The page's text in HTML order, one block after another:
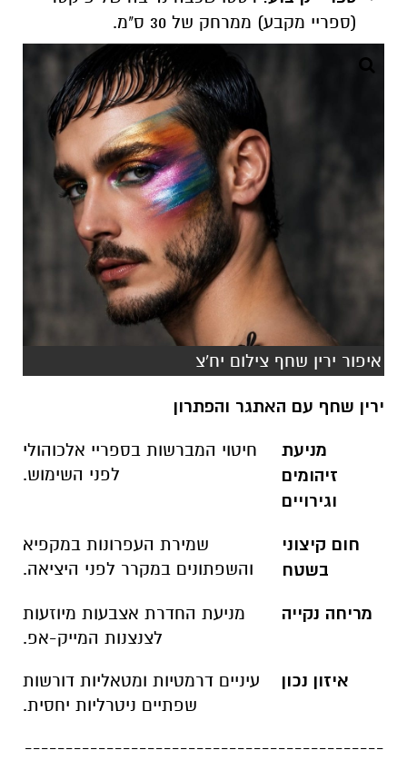
(ספריי מקבע) ממרחק של 30 ס"מ.
איפור ירין שחף צילום יח'צ
ירין שחף עם האתגר והפתרון
מניעת
זיהומים
וגירויים
חיטוי המברשות בספריי אלכוהולי
לפני השימוש.
חום קיצוני
בשטח
שמירת העפרונות במקפיא
והשפתונים במקרר לפני היציאה.
מריחה נקייה
מניעת החדרת אצבעות מיוזעות
לצנצנות המייק-אפ.
איזון נכון
עיניים דרמטיות ומטאליות דורשות
שפתיים ניטרליות יחסית.
--------------------------------------------